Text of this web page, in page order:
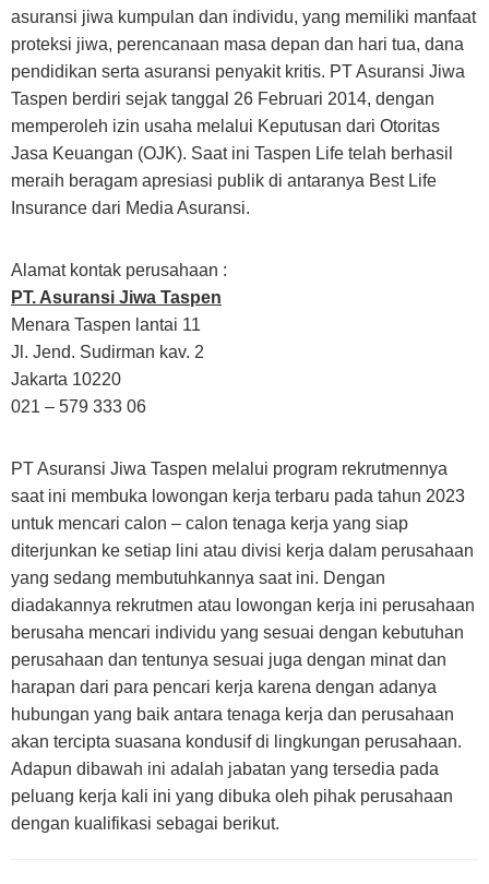
asuransi jiwa kumpulan dan individu, yang memiliki manfaat
proteksi jiwa, perencanaan masa depan dan hari tua, dana
pendidikan serta asuransi penyakit kritis. PT Asuransi Jiwa
Taspen berdiri sejak tanggal 26 Februari 2014, dengan
memperoleh izin usaha melalui Keputusan dari Otoritas
Jasa Keuangan (OJK). Saat ini Taspen Life telah berhasil
meraih beragam apresiasi publik di antaranya Best Life
Insurance dari Media Asuransi.
Alamat kontak perusahaan :
PT. Asuransi Jiwa Taspen
Menara Taspen lantai 11
Jl. Jend. Sudirman kav. 2
Jakarta 10220
021 – 579 333 06
PT Asuransi Jiwa Taspen melalui program rekrutmennya
saat ini membuka lowongan kerja terbaru pada tahun 2023
untuk mencari calon – calon tenaga kerja yang siap
diterjunkan ke setiap lini atau divisi kerja dalam perusahaan
yang sedang membutuhkannya saat ini. Dengan
diadakannya rekrutmen atau lowongan kerja ini perusahaan
berusaha mencari individu yang sesuai dengan kebutuhan
perusahaan dan tentunya sesuai juga dengan minat dan
harapan dari para pencari kerja karena dengan adanya
hubungan yang baik antara tenaga kerja dan perusahaan
akan tercipta suasana kondusif di lingkungan perusahaan.
Adapun dibawah ini adalah jabatan yang tersedia pada
peluang kerja kali ini yang dibuka oleh pihak perusahaan
dengan kualifikasi sebagai berikut.